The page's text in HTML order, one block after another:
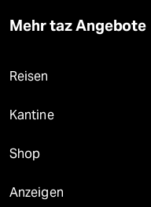
Mehr taz Angebote
Reisen
Kantine
Shop
Anzeigen